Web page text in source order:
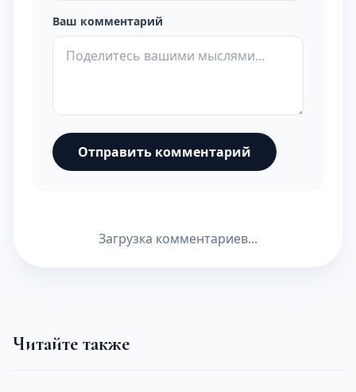
Ваш комментарий
Отправить комментарий
Загрузка комментариев...
Читайте также